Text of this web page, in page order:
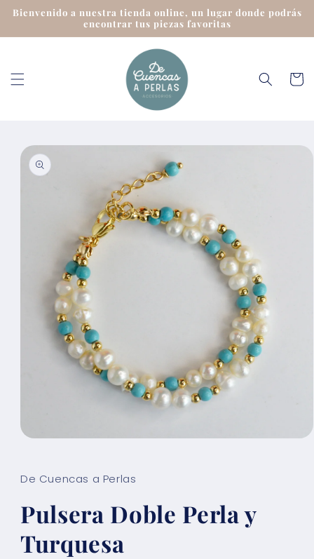
directamente
Bienvenido a nuestra tienda online, un lugar donde podrás
encontrar tus piezas favoritas
Carrito
directamente
a la
información
1
en
ventana
modal
De Cuencas a Perlas
Pulsera Doble Perla y
Turquesa